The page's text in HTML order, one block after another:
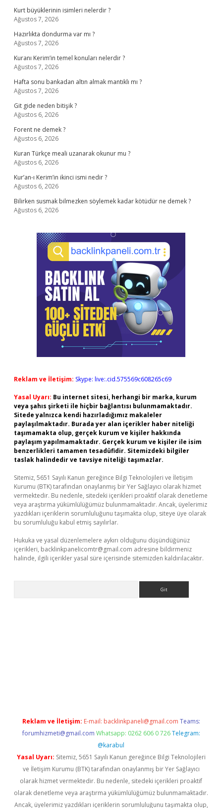
Kurt büyüklerinin isimleri nelerdir ?
Ağustos 7, 2026
Hazırlıkta dondurma var mı ?
Ağustos 7, 2026
Kuranı Kerim’in temel konuları nelerdir ?
Ağustos 7, 2026
Hafta sonu bankadan altın almak mantıklı mı ?
Ağustos 7, 2026
Git gide neden bitişik ?
Ağustos 6, 2026
Forent ne demek ?
Ağustos 6, 2026
Kuran Türkçe meali uzanarak okunur mu ?
Ağustos 6, 2026
Kur’an-ı Kerim’in ikinci ismi nedir ?
Ağustos 6, 2026
Bilirken susmak bilmezken söylemek kadar kötüdür ne demek ?
Ağustos 6, 2026
Reklam ve İletişim: Skype: live:.cid.575569c608265c69
Yasal Uyarı: Bu internet sitesi, herhangi bir marka, kurum
veya şahıs şirketi ile hiçbir bağlantısı bulunmamaktadır.
Sitede yalnızca kendi hazırladığımız makaleler
paylaşılmaktadır. Burada yer alan içerikler haber niteliği
taşımamakta olup, gerçek kurum ve kişiler hakkında
paylaşım yapılmamaktadır. Gerçek kurum ve kişiler ile isim
benzerlikleri tamamen tesadüfidir. Sitemizdeki bilgiler
taslak halindedir ve tavsiye niteliği taşımazlar.
Sitemiz, 5651 Sayılı Kanun gereğince Bilgi Teknolojileri ve İletişim
Kurumu (BTK) tarafından onaylanmış bir Yer Sağlayıcı olarak hizmet
vermektedir. Bu nedenle, sitedeki içerikleri proaktif olarak denetleme
veya araştırma yükümlülüğümüz bulunmamaktadır. Ancak, üyelerimiz
yazdıkları içeriklerin sorumluluğunu taşımakta olup, siteye üye olarak
bu sorumluluğu kabul etmiş sayılırlar.
Hukuka ve yasal düzenlemelere aykırı olduğunu düşündüğünüz
içerikleri, backlinkpanelicomtr@gmail.com adresine bildirmeniz
halinde, ilgili içerikler yasal süre içerisinde sitemizden kaldırılacaktır.
Reklam ve İletişim: E-mail: backlinkpaneli@gmail.com Teams:
forumhizmeti@gmail.com Whatsapp: 0262 606 0 726 Telegram:
@karabul
Yasal Uyarı: Sitemiz, 5651 Sayılı Kanun gereğince Bilgi Teknolojileri
ve İletişim Kurumu (BTK) tarafından onaylanmış bir Yer Sağlayıcı
olarak hizmet vermektedir. Bu nedenle, sitedeki içerikleri proaktif
olarak denetleme veya araştırma yükümlülüğümüz bulunmamaktadır.
Ancak, üyelerimiz yazdıkları içeriklerin sorumluluğunu taşımakta olup,